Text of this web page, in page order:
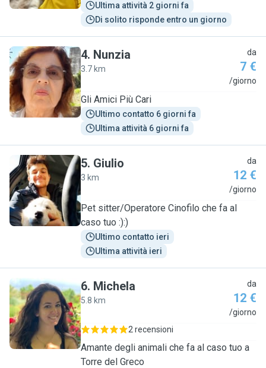
Ultima attività 2 giorni fa
Di solito risponde entro un giorno
N
4. Nunzia
3.7 km
da
7 €
/giorno
Gli Amici Più Cari
Ultimo contatto 6 giorni fa
Ultima attività 6 giorni fa
G
5. Giulio
3 km
da
12 €
/giorno
Pet sitter/Operatore Cinofilo che fa al
caso tuo :):)
Ultimo contatto ieri
Ultima attività ieri
M
6. Michela
5.8 km
da
12 €
/giorno
2 recensioni
Amante degli animali che fa al caso tuo a
Torre del Greco